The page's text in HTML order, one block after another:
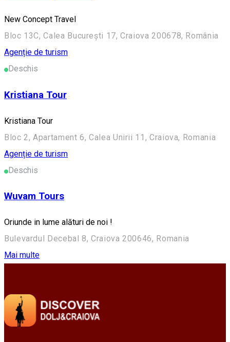
New Concept Travel
Bloc 13C, Calea București 17, Craiova 200678, România
Agenție de turism
Deschis
Kristiana Tour
Kristiana Tour
Bloc 2, Apartament 6, Calea Unirii 11, Craiova, Romania
Agenție de turism
Deschis
Wuvam Tours
Oriunde in lume alături de noi !
Bulevardul Decebal 8, Craiova 200646, Romania
Mai multe